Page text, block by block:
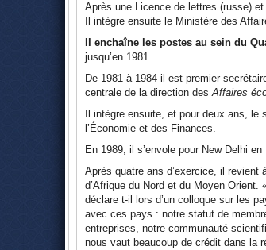
Après une Licence de lettres (russe)
Il intègre ensuite le Ministère des
Il enchaîne les postes au sein du
jusqu’en 1981.
De 1981 à 1984 il est premier
centrale de la direction desAffaires
Il intègre ensuite, et pour deux ans,
l’Économie et des Finances.
En 1989, il s’envole pour New Delhi
Après quatre ans d’exercice, il revient
d’Afrique du Nord et du Moyen
déclare t-il lors d’un colloque sur les
avec ces pays : notre statut de
entreprises, notre communauté
nous vaut beaucoup de crédit dans la